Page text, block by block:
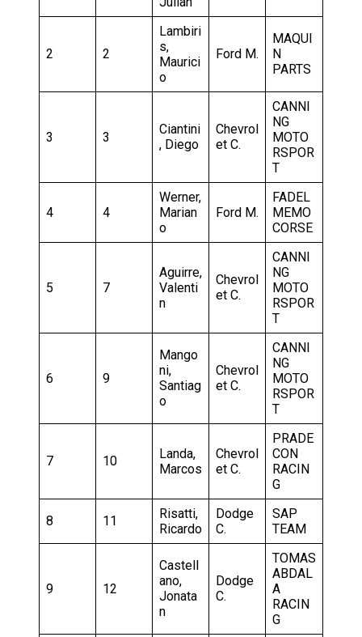
2 2
Lambiri
s,
Maurici
o
Ford M.
MAQUI
N
PARTS
3 3
Ciantini
, Diego
Chevrol
et C.
CANNI
NG
MOTO
RSPOR
T
4 4
Werner,
Marian
o
Ford M.
FADEL
MEMO
CORSE
5 7
Aguirre,
Valenti
n
Chevrol
et C.
CANNI
NG
MOTO
RSPOR
T
6 9
Mango
ni,
Santiag
o
Chevrol
et C.
CANNI
NG
MOTO
RSPOR
T
7 10
Landa,
Marcos
Chevrol
et C.
PRADE
CON
RACIN
G
8 11
Risatti,
Ricardo
Dodge
C.
SAP
TEAM
9 12
Castell
ano,
Jonata
n
Dodge
C.
TOMAS
ABDAL
A
RACIN
G